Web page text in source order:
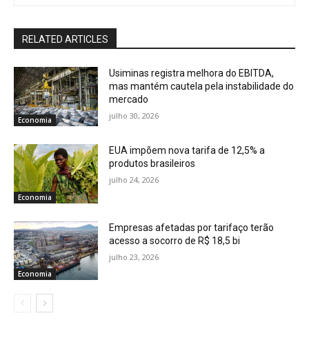
RELATED ARTICLES
Economia
Usiminas registra melhora do EBITDA,
mas mantém cautela pela instabilidade do
mercado
julho 30, 2026
Economia
EUA impõem nova tarifa de 12,5% a
produtos brasileiros
julho 24, 2026
Economia
Empresas afetadas por tarifaço terão
acesso a socorro de R$ 18,5 bi
julho 23, 2026